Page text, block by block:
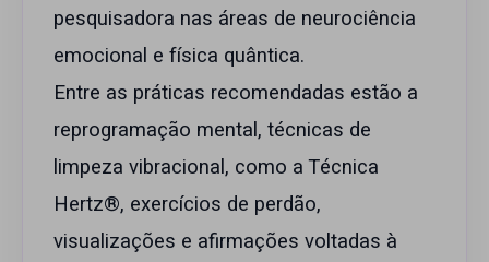
pesquisadora nas áreas de neurociência
emocional e física quântica.
Entre as práticas recomendadas estão a
reprogramação mental, técnicas de
limpeza vibracional, como a Técnica
Hertz®, exercícios de perdão,
visualizações e afirmações voltadas à